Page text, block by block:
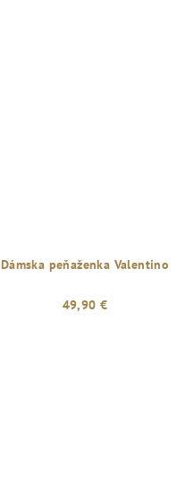
Dámska peňaženka Valentino
49,90 €